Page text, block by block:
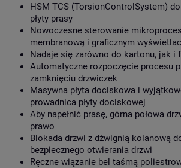
HSM TCS (TorsionControlSystem)
płyty prasy
Nowoczesne sterowanie
membranową i graficznym
Nadaje się zarówno do kartonu, jak i
Automatyczne rozpoczęcie procesu
zamknięciu drzwiczek
Masywna płyta dociskowa i
prowadnica płyty dociskowej
Aby napełnić prasę, górna połowa
prawo
Blokada drzwi z dźwignią kolanową
bezpiecznego otwierania drzwi
Ręczne wiązanie bel taśmą